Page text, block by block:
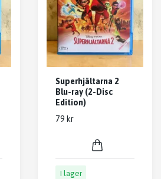
Superhjältarna 2
Blu-ray (2-Disc
Edition)
79 kr
I lager